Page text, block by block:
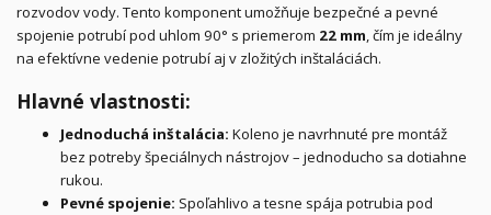
rozvodov vody. Tento komponent umožňuje bezpečné a pevné
spojenie potrubí pod uhlom 90° s priemerom 22 mm, čím je ideálny
na efektívne vedenie potrubí aj v zložitých inštaláciách.
Hlavné vlastnosti:
Jednoduchá inštalácia: Koleno je navrhnuté pre montáž
bez potreby špeciálnych nástrojov – jednoducho sa dotiahne
rukou.
Pevné spojenie: Spoľahlivo a tesne spája potrubia pod